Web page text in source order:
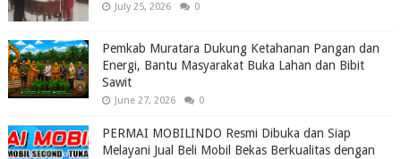
July 25, 2026 0
Pemkab Muratara Dukung Ketahanan Pangan dan
Energi, Bantu Masyarakat Buka Lahan dan Bibit
Sawit
June 27, 2026 0
PERMAI MOBILINDO Resmi Dibuka dan Siap
Melayani Jual Beli Mobil Bekas Berkualitas dengan